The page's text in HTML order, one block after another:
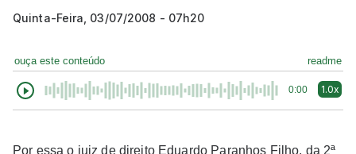
Quinta-Feira, 03/07/2008 - 07h20
ouça este conteúdo readme
0:00 1.0x
Por essa o juiz de direito Eduardo Paranhos Filho, da 2ª